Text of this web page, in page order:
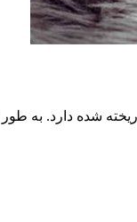
شده دارد. به طور